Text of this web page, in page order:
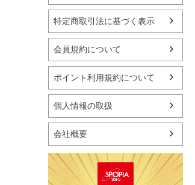
バレーボール
フィットネス用品
スイミング用品
マリン
スケートボード
野球・ソフトボール
ゴルフ
卓球用品
バッグ・サングラス
ハンドボール用品
ラグビー用品
グランドゴルフ
特定商取引法に基づく表示
会員規約について
ポイント利用規約について
個人情報の取扱
会社概要